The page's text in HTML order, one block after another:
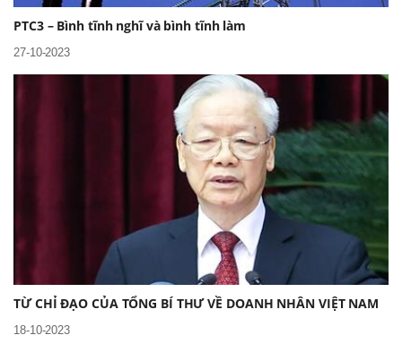
PTC3 – Bình tĩnh nghĩ và bình tĩnh làm
27-10-2023
TỪ CHỈ ĐẠO CỦA TỔNG BÍ THƯ VỀ DOANH NHÂN VIỆT NAM
18-10-2023